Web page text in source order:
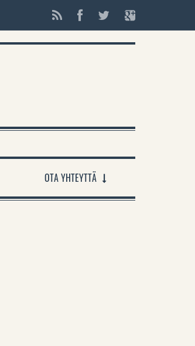
OTA YHTEYTTÄ